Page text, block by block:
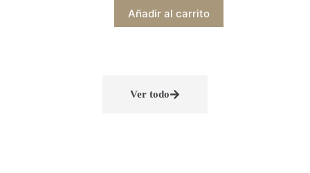
Añadir al carrito
Ver todo